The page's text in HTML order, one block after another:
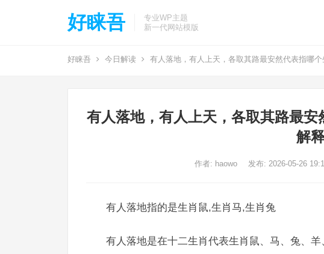
好睐吾
专业WP主题
新一代网站模版
好睐吾 今日解读 有人落地，有人上天，各取其路最安然代表指哪
有人落地，有人上天，各取其路最
解
作者: haowo 发布: 2026-05-26
有人落地指的是生肖鼠,生肖马,生肖兔
有人落地是在十二生肖代表生肖鼠、马、兔、羊